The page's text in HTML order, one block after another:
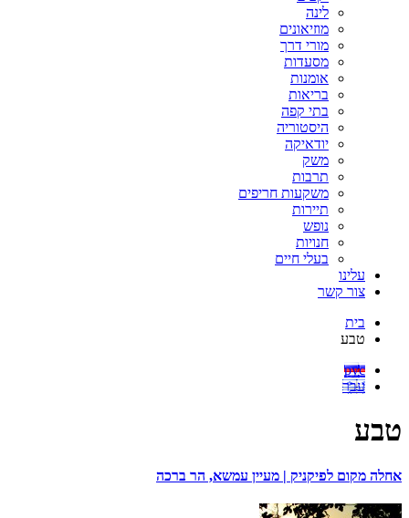
לינה
מוזיאונים
מורי דרך
מסעדות
אומנות
בריאות
בתי קפה
היסטוריה
יודאיקה
משק
תרבות
משקעות חריפים
תיירות
נופש
חנויות
בעלי חיים
עלינו
צור קשר
בית
טבע
рус
עבר
טבע
אחלה מקום לפיקניק | מעיין עמשא, הר ברכה